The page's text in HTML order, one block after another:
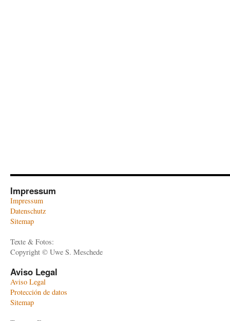
Impressum
Impressum
Datenschutz
Sitemap
Texte & Fotos:
Copyright © Uwe S. Meschede
Aviso Legal
Aviso Legal
Protección de datos
Sitemap